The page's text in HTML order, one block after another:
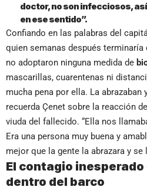
doctor, no son infecciosos,
en ese sentido”.
Confiando en las palabras del
quien semanas después
no adoptaron ninguna medida de
mascarillas, cuarentenas ni
mucha pena por ella. La abrazaban
recuerda Çenet sobre la reacción
viuda del fallecido. “Ella nos
Era una persona muy buena y
mejor que la gente la abrazara y se
El contagio
dentro del barco